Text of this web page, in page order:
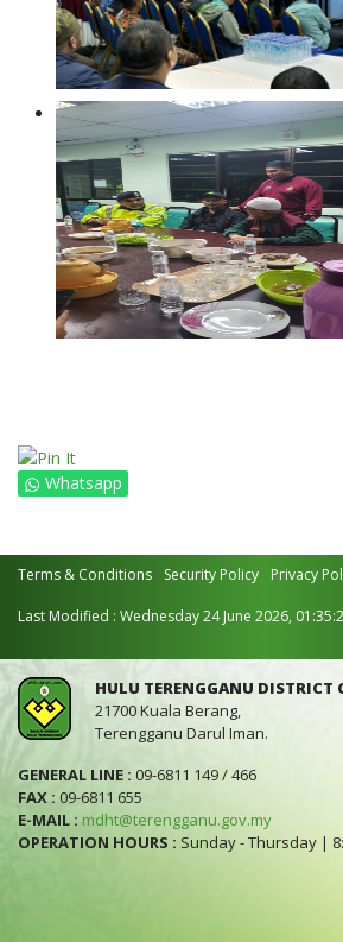
Whatsapp
Terms & Conditions Security Policy Privacy
Last Modified : Wednesday 24 June 2026,
HULU TERENGGANU DISTRICT
21700 Kuala Berang,
Terengganu Darul Iman.
GENERAL LINE : 09-6811 149 / 466
FAX : 09-6811 655
E-MAIL : mdht@terengganu.gov.my
OPERATION HOURS : Sunday - Thursday |